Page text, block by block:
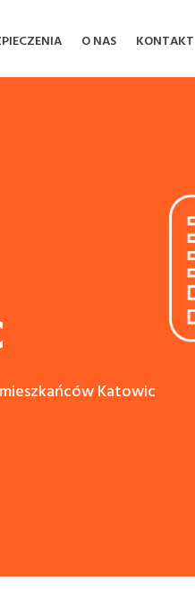
O NAS KONTAKT
Katowic